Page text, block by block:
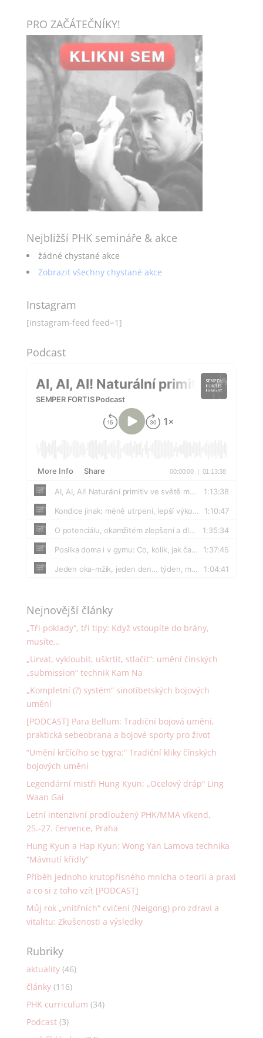
PRO ZAČÁTEČNÍKY!
Nejbližší PHK semináře & akce
žádné chystané akce
Zobrazit všechny chystané akce
Instagram
[instagram-feed feed=1]
Podcast
Nejnovější články
„Tři poklady“, tři tipy: Když vstoupíte do brány,
musíte…
„Urvat, vykloubit, uškrtit, stlačit“: umění čínských
„submission“ technik Kam Na
„Kompletní (?) systém“ sinotibetských bojových
umění
[PODCAST] Para Bellum: Tradiční bojová umění,
praktická sebeobrana a bojové sporty pro život
“Umění krčícího se tygra:” Tradiční kliky čínských
bojových umění
Legendární mistři Hung Kyun: „Ocelový dráp“ Ling
Waan Gai
Letní intenzivní prodloužený PHK/MMA víkend,
25.-27. července, Praha
Hung Kyun a Hap Kyun: Wong Yan Lamova technika
“Mávnutí křídly”
Příběh jednoho krutopřísného mnicha o teorii a praxi
a co si z toho vzít [PODCAST]
Můj rok „vnitřních“ cvičení (Neigong) pro zdraví a
vitalitu: Zkušenosti a výsledky
Rubriky
aktuality(46)
články(116)
PHK curriculum (34)
Podcast(3)